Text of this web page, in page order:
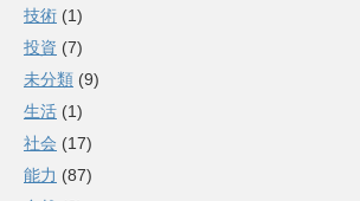
技術 (1)
投資 (7)
未分類 (9)
生活 (1)
社会 (17)
能力 (87)